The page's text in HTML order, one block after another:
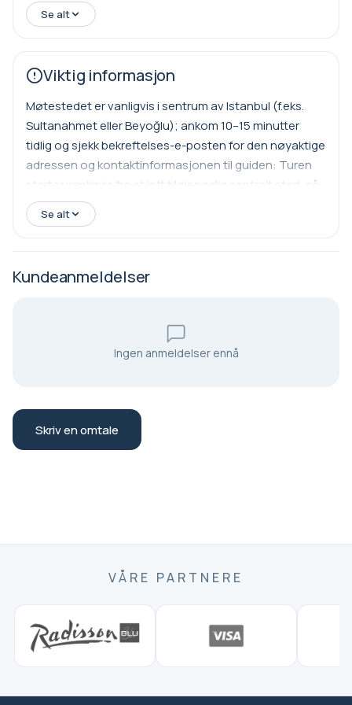
steder som din guide personlig elsker, ofte møte eierne
bilder. Ved slutten av din Daily Istanbul Street Food
fått selvtillit til å navigere i matscenen, og opplevd
Istanbul slik lokalbefolkningen gjør: ett deilig bit av
gangen. Kom sulten—du vil dra hjemmett, informert og
inspirert.
Hånddesinfeksjonsmiddel eller våtservietter
Se alt
Viktig informasjon
Møtestedet er vanligvis i sentrum av Istanbul (f.eks.
Sultanahmet eller Beyoğlu); ankom 10–15 minutter
tidlig og sjekk bekreftelses-e-posten for den nøyaktige
adressen og kontaktinformasjonen til guiden: Turen
starter vanligvis fra et lett tilgjengelig sentralt sted, så
du kan enkelt komme dit med trikk, metro eller taxi. Å
ankomme 10–15 minutter tidlig gir deg tid til å finne det
møtestedadressen samt et telefon- eller WhatsApp-
Turen kjøres daglig under de fleste værforhold; ha på
deg komfortable sko og ta med en lett jakke eller
paraply avhengig av sesongen: Turen foregår i
komfortabel under opplevelsen, kle deg for været med
gode gåsko og lag, samt en jakke eller liten paraply i
rekke lokale spesialiteter uten å betale separat ved
eventuelle ekstra snacks, ekstra drikkevarer eller
suvenirer du måtte ønske, samt for å gi tips til guiden
din eller leverandører hvis du ønsker det.
(vegetarisk, ingen svinekjøtt, noen allergier) hvis du
Se alt
Kundeanmeldelser
Ingen anmeldelser ennå
Skriv en omtale
VÅRE PARTNERE